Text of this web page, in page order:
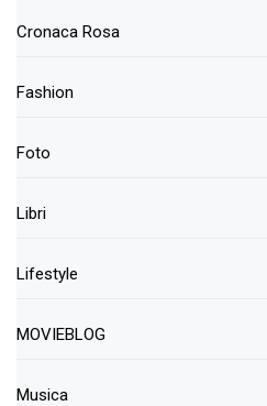
Cronaca Rosa
Fashion
Foto
Libri
Lifestyle
MOVIEBLOG
Musica